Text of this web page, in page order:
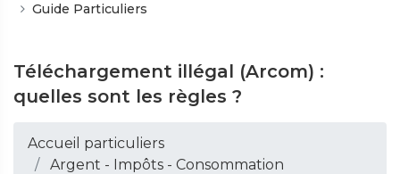
Guide Particuliers
Téléchargement illégal (Arcom) :
quelles sont les règles ?
Accueil particuliers
Argent - Impôts - Consommation